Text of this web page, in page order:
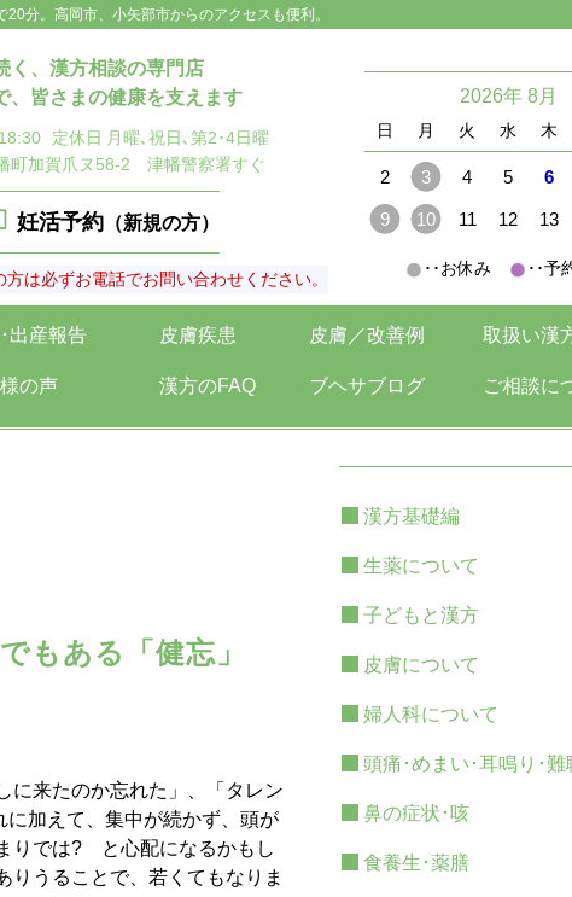
分。高岡市、小矢部市からのアクセスも便利。
く、漢方相談の専門店
、皆さまの健康を支えます
定休日 月曜､祝日､第2･4日曜
町加賀爪ヌ58-2 津幡警察署すぐ
妊活予約 （新規の方）
は必ずお電話でお問い合わせください。
2026年 8月
日 月 火 水 木
2 3 4 5 6
9 10 11 12 13
･･お休み ･･予
出産報告 皮膚疾患 皮膚／改善例 取扱い漢
の声 漢方のFAQ ブヘサブログ ご相談に
もある「健忘」
に来たのか忘れた」、「タレン
に加えて、集中が続かず、頭が
りでは? と心配になるかもし
りうることで、若くてもなりま
漢方基礎編
生薬について
子どもと漢方
皮膚について
婦人科について
頭痛･めまい･耳鳴り･難
鼻の症状･咳
食養生･薬膳